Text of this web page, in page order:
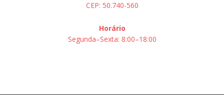
CEP: 50.740-560
Horário
Segunda–Sexta: 8:00–18:00